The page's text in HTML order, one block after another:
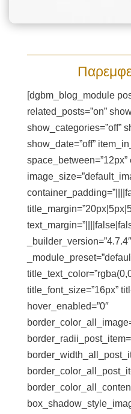
[dgbm_blog_module
related_posts=”on”
show_categories=”off”
show_date=”off”
space_between=”12px”
_builder_version=”4.7.4″
title_font_size=”16px”
hover_enabled=”0″